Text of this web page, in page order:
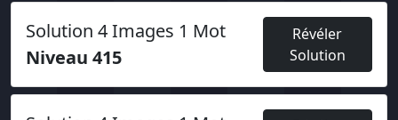
Solution 4 Images 1 Mot
Niveau 415
Révéler
Solution